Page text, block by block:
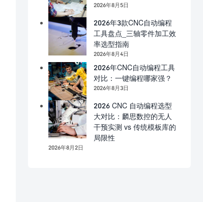
2026年8月5日
2026年3款CNC自动编程
工具盘点_三轴零件加工效
率选型指南
2026年8月4日
2026年CNC自动编程工具
对比：一键编程哪家强？
2026年8月3日
2026 CNC 自动编程选型
大对比：麟思数控的无人
干预实测 vs 传统模板库的
局限性
2026年8月2日